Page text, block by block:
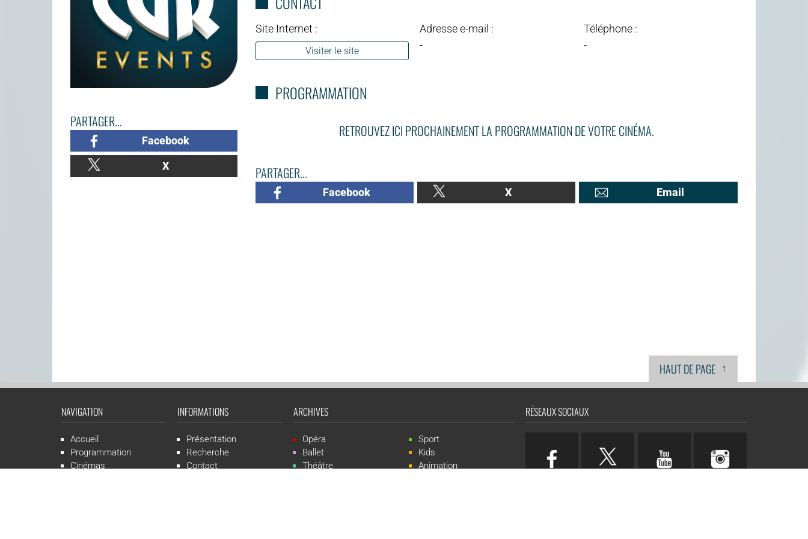
PARTAGER...
Facebook
X
Site Internet :
Visiter le site
Adresse e-mail :
-
Téléphone :
-
PROGRAMMATION
RETROUVEZ ICI PROCHAINEMENT LA PROGRAMMATION DE VOTRE CINÉMA.
PARTAGER...
Facebook X Email
HAUT DE PAGE ↑
NAVIGATION
Accueil
Programmation
Cinémas
INFORMATIONS
Présentation
Recherche
Contact
ARCHIVES
Opéra
Ballet
Théâtre
Sport
Kids
Animation
RÉSEAUX SOCIAUX